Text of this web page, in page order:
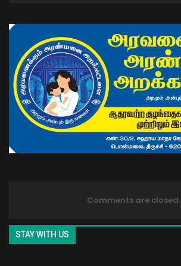
Comments are closed.
STAY WITH US